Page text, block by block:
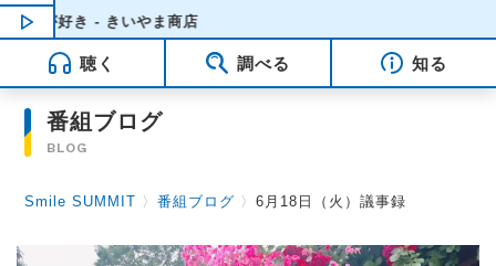
NOW PLAYING15:57
好き - きいやま商店
聴く 調べる 知る
番組ブログ
BLOG
Smile SUMMIT 〉番組ブログ 〉6月18日（火）議事録